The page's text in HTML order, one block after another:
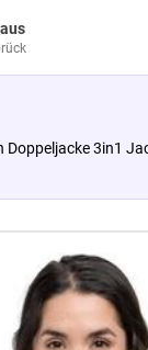
Doppeljacke 3in1